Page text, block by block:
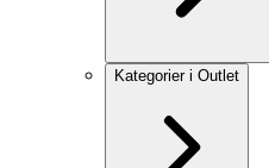
Kategorier i Outlet